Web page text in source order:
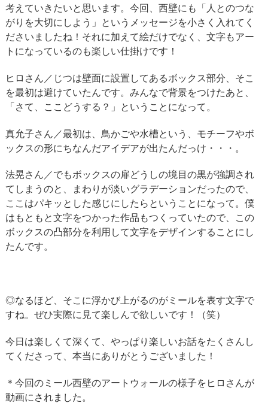
考えていきたいと思います。今回、西壁にも「人とのつな
がりを大切にしよう」というメッセージを小さく入れてく
ださいましたね！それに加えて絵だけでなく、文字もアー
トになっているのも楽しい仕掛けです！
ヒロさん／じつは壁面に設置してあるボックス部分、そこ
を最初は避けていたんです。みんなで背景をつけたあと、
「さて、ここどうする？」ということになって。
真允子さん／最初は、鳥かごや水槽という、モチーフやボ
ックスの形にちなんだアイデアが出たんだっけ・・・。
法晃さん／でもボックスの扉どうしの境目の黒が強調され
てしまうのと、まわりが淡いグラデーションだったので、
ここはパキッとした感じにしたらということになって。僕
はもともと文字をつかった作品もつくっていたので、この
ボックスの凸部分を利用して文字をデザインすることにし
たんです。
◎なるほど、そこに浮かび上がるのがミールを表す文字で
すね。ぜひ実際に見て楽しんで欲しいです！（笑）
今日は楽しくて深くて、やっぱり楽しいお話をたくさんし
てくださって、本当にありがとうございました！
＊今回のミール西壁のアートウォールの様子をヒロさんが
動画にされました。